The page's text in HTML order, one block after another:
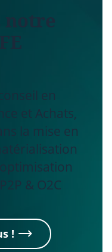
notre
en
et Achats,
la mise en
& O2C
!